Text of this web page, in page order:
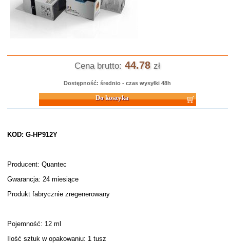
Cena brutto: 44.78 zł
Dostępność: średnio - czas wysyłki 48h
Do koszyka
KOD: G-HP912Y
Producent: Quantec
Gwarancja: 24 miesiące
Produkt fabrycznie zregenerowany
Pojemność: 12 ml
Ilość sztuk w opakowaniu: 1 tusz